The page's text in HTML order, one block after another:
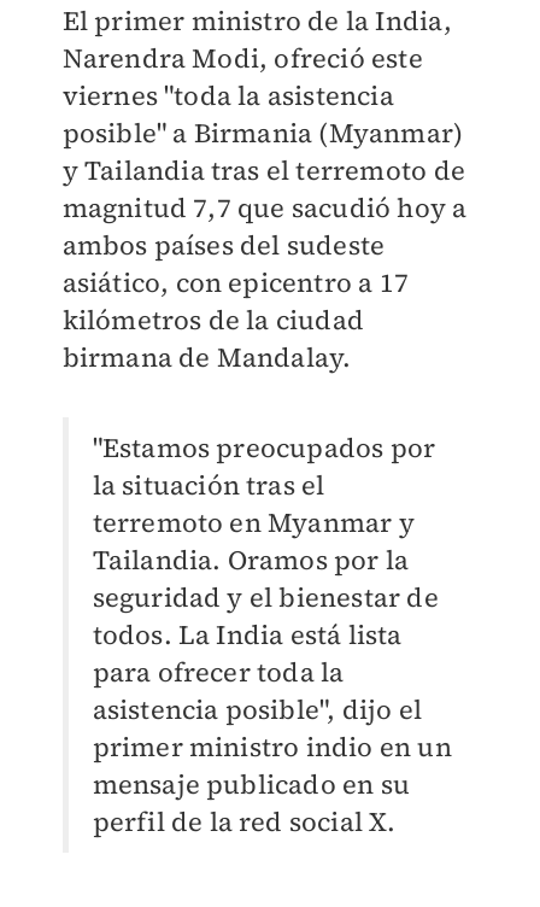
El primer ministro de la India,
Narendra Modi, ofreció este
viernes "toda la asistencia
posible" a Birmania (Myanmar)
y Tailandia tras el terremoto de
magnitud 7,7 que sacudió hoy a
ambos países del sudeste
asiático, con epicentro a 17
kilómetros de la ciudad
birmana de Mandalay.
"Estamos preocupados por
la situación tras el
terremoto en Myanmar y
Tailandia. Oramos por la
seguridad y el bienestar de
todos. La India está lista
para ofrecer toda la
asistencia posible", dijo el
primer ministro indio en un
mensaje publicado en su
perfil de la red social X.